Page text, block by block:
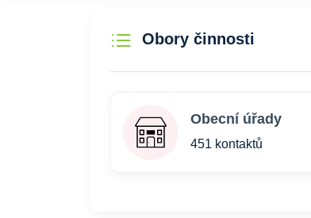
Obory činnosti
Obecní úřady
451 kontaktů